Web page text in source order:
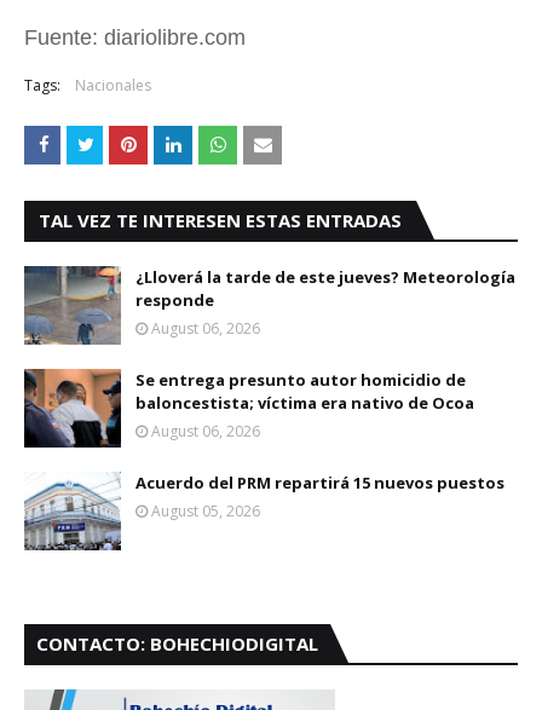
Fuente: diariolibre.com
Tags: Nacionales
TAL VEZ TE INTERESEN ESTAS ENTRADAS
¿Lloverá la tarde de este jueves? Meteorología
responde
August 06, 2026
Se entrega presunto autor homicidio de
baloncestista; víctima era nativo de Ocoa
August 06, 2026
Acuerdo del PRM repartirá 15 nuevos puestos
August 05, 2026
CONTACTO: BOHECHIODIGITAL